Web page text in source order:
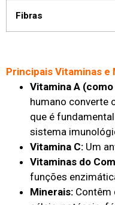
Fibras
Principais Vitaminas e
Vitamina A
humano converte
que é
sistema
Vitamina C: Um
Vitaminas do
funções
Minerais: Contêm